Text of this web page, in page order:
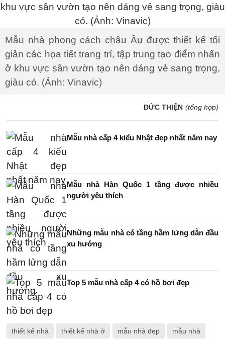
Mẫu nhà phong cách châu Âu được thiết kế tối
giản các họa tiết trang trí, tập trung tạo điểm nhấn
ở khu vực sân vườn tạo nên dáng vẻ sang trọng,
giàu có. (Ảnh: Vinavic)
ĐỨC THIỆN (tổng hợp)
Mẫu nhà cấp 4 kiểu Nhật đẹp nhất năm nay
Mẫu nhà Hàn Quốc 1 tầng được nhiều
người yêu thích
Những mẫu nhà có tầng hầm lửng dẫn đầu
xu hướng
Top 5 mẫu nhà cấp 4 có hồ bơi đẹp
thiết kế nhà thiết kế nhà ở mẫu nhà đẹp mẫu nhà